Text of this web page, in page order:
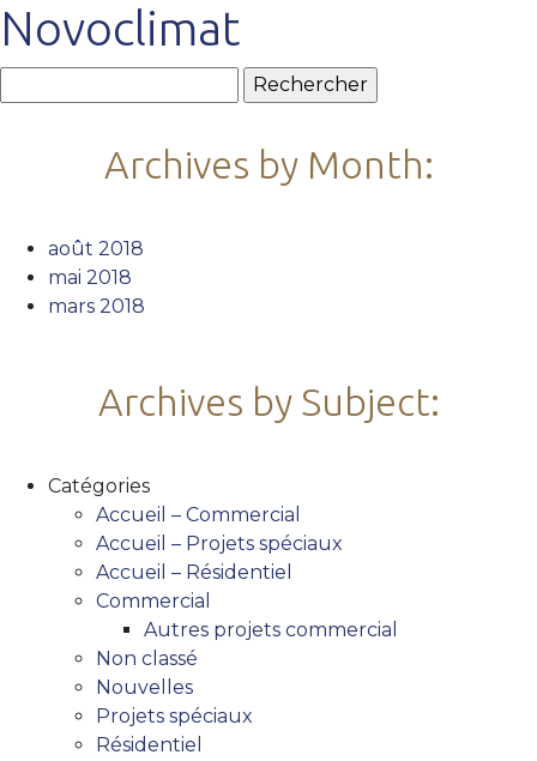
Novoclimat
Archives by Month:
août 2018
mai 2018
mars 2018
Archives by Subject:
Catégories
Accueil – Commercial
Accueil – Projets spéciaux
Accueil – Résidentiel
Commercial
Autres projets commercial
Non classé
Nouvelles
Projets spéciaux
Résidentiel